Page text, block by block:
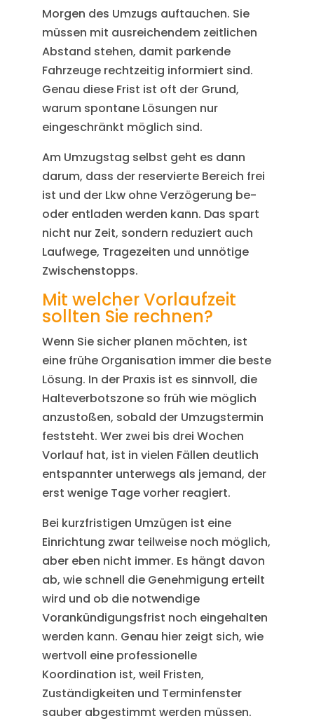
Morgen des Umzugs auftauchen. Sie
müssen mit ausreichendem zeitlichen
Abstand stehen, damit parkende
Fahrzeuge rechtzeitig informiert sind.
Genau diese Frist ist oft der Grund,
warum spontane Lösungen nur
eingeschränkt möglich sind.
Am Umzugstag selbst geht es dann
darum, dass der reservierte Bereich frei
ist und der Lkw ohne Verzögerung be-
oder entladen werden kann. Das spart
nicht nur Zeit, sondern reduziert auch
Laufwege, Tragezeiten und unnötige
Zwischenstopps.
Mit welcher Vorlaufzeit
sollten Sie rechnen?
Wenn Sie sicher planen möchten, ist
eine frühe Organisation immer die beste
Lösung. In der Praxis ist es sinnvoll, die
Halteverbotszone so früh wie möglich
anzustoßen, sobald der Umzugstermin
feststeht. Wer zwei bis drei Wochen
Vorlauf hat, ist in vielen Fällen deutlich
entspannter unterwegs als jemand, der
erst wenige Tage vorher reagiert.
Bei kurzfristigen Umzügen ist eine
Einrichtung zwar teilweise noch möglich,
aber eben nicht immer. Es hängt davon
ab, wie schnell die Genehmigung erteilt
wird und ob die notwendige
Vorankündigungsfrist noch eingehalten
werden kann. Genau hier zeigt sich, wie
wertvoll eine professionelle
Koordination ist, weil Fristen,
Zuständigkeiten und Terminfenster
sauber abgestimmt werden müssen.